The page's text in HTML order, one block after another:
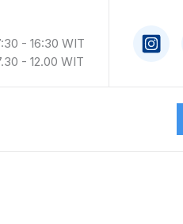
- 16:30 WIT
12.00 WIT